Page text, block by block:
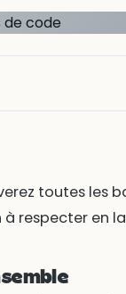
toutes les
respecter en